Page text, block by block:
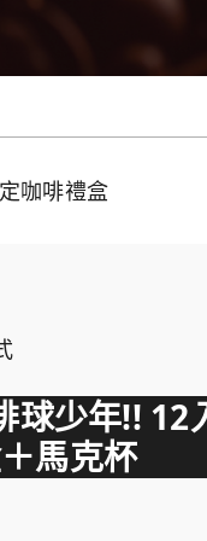
咖啡禮盒
球少年!! 12
馬克杯